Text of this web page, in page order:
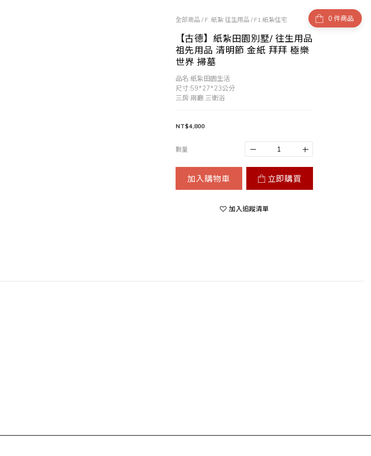
件商品
全部商品 / F. 紙紮 往生用品 / F1.紙紮住宅
【古德】紙紮田園別墅/ 往生用品
祖先用品 清明節 金紙 拜拜 極樂
世界 掃墓
品名:紙紮田園生活
尺寸:59*27*23公分
三房 兩廳 三衛浴
NT$4,800
數量
加入購物車 立即購買
加入追蹤清單